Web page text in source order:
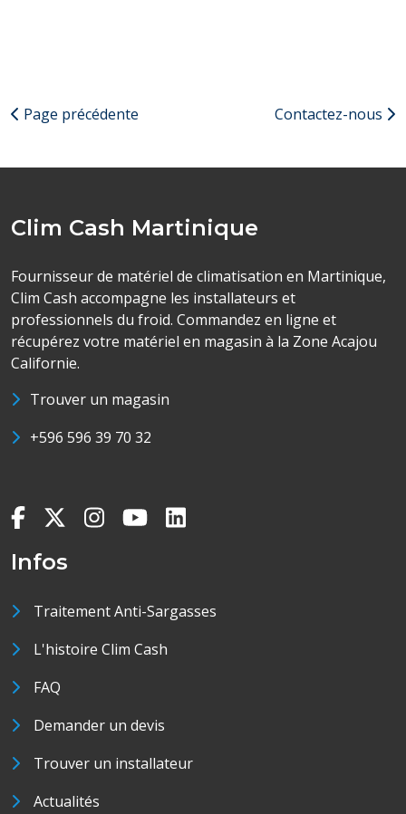
Page précédente Contactez-nous
Clim Cash Martinique
Fournisseur de matériel de climatisation en Martinique,
Clim Cash accompagne les installateurs et
professionnels du froid. Commandez en ligne et
récupérez votre matériel en magasin à la Zone Acajou
Californie.
Trouver un magasin
+596 596 39 70 32
Infos
Traitement Anti-Sargasses
L'histoire Clim Cash
FAQ
Demander un devis
Trouver un installateur
Actualités